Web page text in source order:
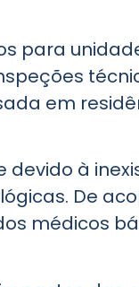
para
em
à
De
médicos